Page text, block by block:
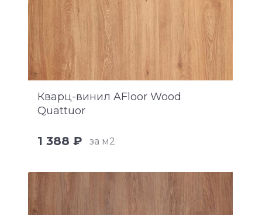
Кварц-винил AFloor Wood
Quattuor
1 388 ₽ за м2